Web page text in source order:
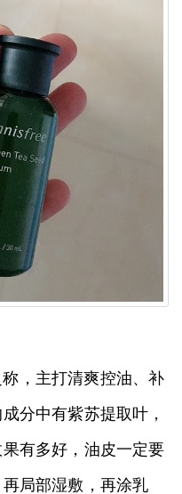
，主打清爽控油、补
分中有紫苏提取叶，
有多好，油皮一定要
局部湿敷，再涂乳